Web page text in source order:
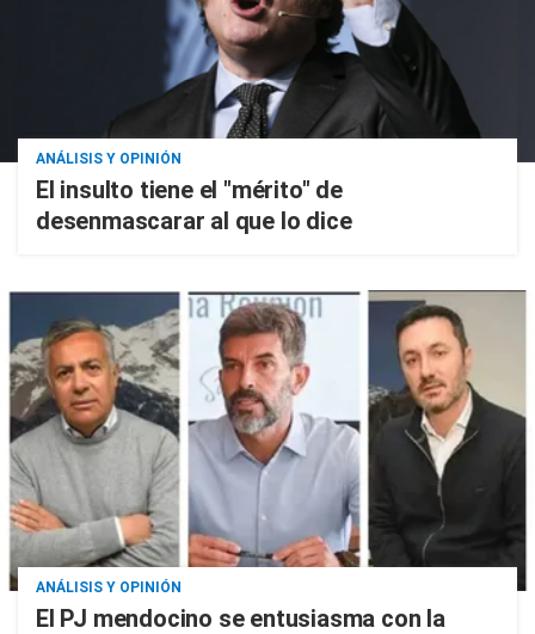
ANÁLISIS Y OPINIÓN
El insulto tiene el "mérito" de
desenmascarar al que lo dice
ANÁLISIS Y OPINIÓN
El PJ mendocino se entusiasma con la